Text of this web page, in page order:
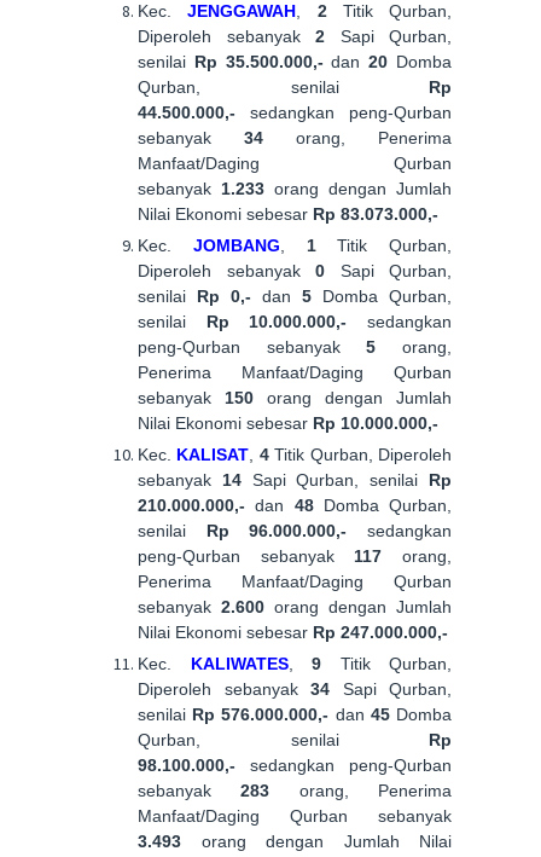
Kec.JENGGAWAH 2Titik Qurban,
Diperoleh sebanyak 2 Sapi Qurban,
senilai Rp 35.500.000,-dan20 Domba
Qurban, senilai Rp
44.500.000,- sedangkan peng-Qurban
sebanyak 34 orang, Penerima
Manfaat/Daging Qurban
sebanyak 1.233 orang dengan Jumlah
Nilai Ekonomi sebesar Rp 83.073.000,-
Kec. JOMBANG 1Titik Qurban,
Diperoleh sebanyak 0 Sapi Qurban,
senilai Rp 0,- dan 5 Domba Qurban,
senilai Rp 10.000.000,- sedangkan
peng-Qurban sebanyak5 orang,
Penerima Manfaat/Daging Qurban
sebanyak 150 orang dengan Jumlah
Nilai Ekonomi sebesar Rp 10.000.000,-
Kec. KALISAT 4Titik Qurban, Diperoleh
sebanyak 14Sapi Qurban, senilai Rp
210.000.000,- dan 48Domba Qurban,
senilai Rp 96.000.000,- sedangkan
peng-Qurban sebanyak 117 orang,
Penerima Manfaat/Daging Qurban
sebanyak 2.600 orang dengan Jumlah
Nilai Ekonomi sebesar Rp 247.000.000,-
Kec. KALIWATES, 9 Titik Qurban,
Diperoleh sebanyak 34 Sapi Qurban,
senilai Rp 576.000.000,- dan 45Domba
Qurban, senilai Rp
98.100.000,- sedangkan peng-Qurban
sebanyak283 orang, Penerima
Manfaat/Daging Qurban sebanyak
3.493 orang dengan Jumlah Nilai